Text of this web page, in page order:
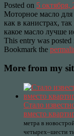
Posted on 5 октября,
Моторное масло для
как в канистрах,
какое масло лучше
This entry was posted
Bookmark the
More from my
Стало
вместо
метра в
четырех–шести